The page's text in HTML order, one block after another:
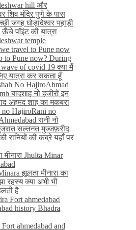
hill और
शिव मंदिर पुणे के पास
जगह घोड़ादेश्वर पहाड़ी
पॉइंट की यात्रा
temple
to Pune now? During
wave of covid 19 क्या मैं
यात्रा कर सकता हूँ
Ahmad
बादशाह नो हजीरों इन
अहमद शाह का मकबरा
Rani no
रानी नो
सल्तनत मुज्जफ़रीद
रानियों की कब्रे यहाँ पर
झूलता मीनारा का
रहस्य क्या अभी भी
है
ahmedabad and